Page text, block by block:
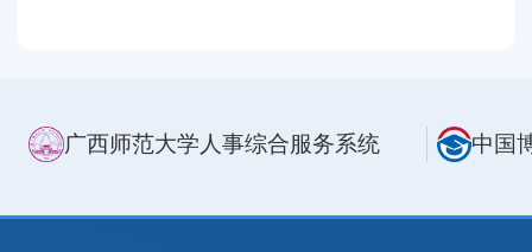
广西师范大学人事综合服务系统 中国